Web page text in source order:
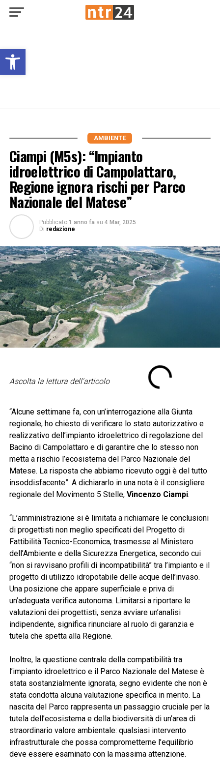
Open toolbar
AMBIENTE
Ciampi (M5s): “Impianto
idroelettrico di Campolattaro,
Regione ignora rischi per Parco
Nazionale del Matese”
Pubblicato 1 anno fa su 4 Mar, 2025
Di redazione
Ascolta la lettura dell'articolo
“Alcune settimane fa, con un’interrogazione alla Giunta
regionale, ho chiesto di verificare lo stato autorizzativo e
realizzativo dell’impianto idroelettrico di regolazione del
Bacino di Campolattaro e di garantire che lo stesso non
metta a rischio l’ecosistema del Parco Nazionale del
Matese. La risposta che abbiamo ricevuto oggi è del tutto
insoddisfacente”. A dichiararlo in una nota è il consigliere
regionale del Movimento 5 Stelle, Vincenzo Ciampi.
“L’amministrazione si è limitata a richiamare le conclusioni
di progettisti non meglio specificati del Progetto di
Fattibilità Tecnico-Economica, trasmesse al Ministero
dell’Ambiente e della Sicurezza Energetica, secondo cui
“non si ravvisano profili di incompatibilità” tra l’impianto e il
progetto di utilizzo idropotabile delle acque dell’invaso.
Una posizione che appare superficiale e priva di
un’adeguata verifica autonoma. Limitarsi a riportare le
valutazioni dei progettisti, senza avviare un’analisi
indipendente, significa rinunciare al ruolo di garanzia e
tutela che spetta alla Regione.
Inoltre, la questione centrale della compatibilità tra
l’impianto idroelettrico e il Parco Nazionale del Matese è
stata sostanzialmente ignorata, segno evidente che non è
stata condotta alcuna valutazione specifica in merito. La
nascita del Parco rappresenta un passaggio cruciale per la
tutela dell’ecosistema e della biodiversità di un’area di
straordinario valore ambientale: qualsiasi intervento
infrastrutturale che possa comprometterne l’equilibrio
deve essere esaminato con la massima attenzione.